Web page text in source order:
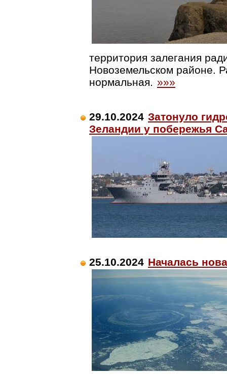
территория залегания
Новоземельском районе.
нормальная. »»»
29.10.2024 Затонуло
Зеландии у побережья
25.10.2024 Началась